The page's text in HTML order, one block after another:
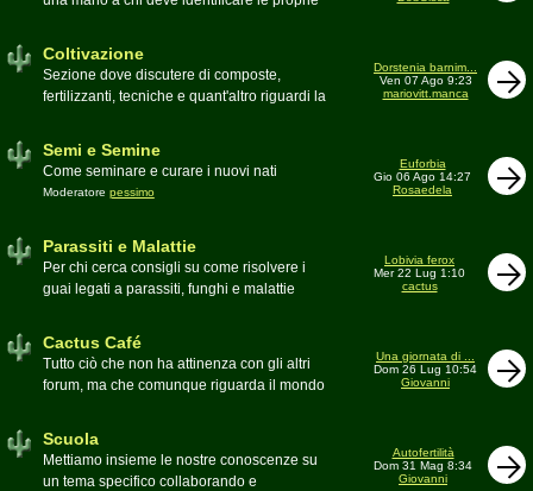
Coltivazione
Sezione dove discutere di composte,
fertilizzanti, tecniche e quant'altro riguardi la
Dorstenia barnim...
Ven 07 Ago 9:23
mariovitt.manca
Semi e Semine
Come seminare e curare i nuovi nati
Moderatore pessimo
Euforbia
Gio 06 Ago 14:27
Rosaedela
Parassiti e Malattie
Per chi cerca consigli su come risolvere i
guai legati a parassiti, funghi e malattie
Lobivia ferox
Mer 22 Lug 1:10
cactus
Cactus Café
Tutto ciò che non ha attinenza con gli altri
forum, ma che comunque riguarda il mondo
Moderatore
Una giornata di ...
Dom 26 Lug 10:54
Giovanni
Scuola
Mettiamo insieme le nostre conoscenze su
un tema specifico collaborando e
Autofertilità
Dom 31 Mag 8:34
Giovanni